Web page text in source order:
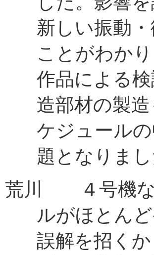
新しい振動
ことがわか
作品による
造部材の製
ケジュール
題となりまし
荒川 ４号機な
ルがほとん
誤解を招く